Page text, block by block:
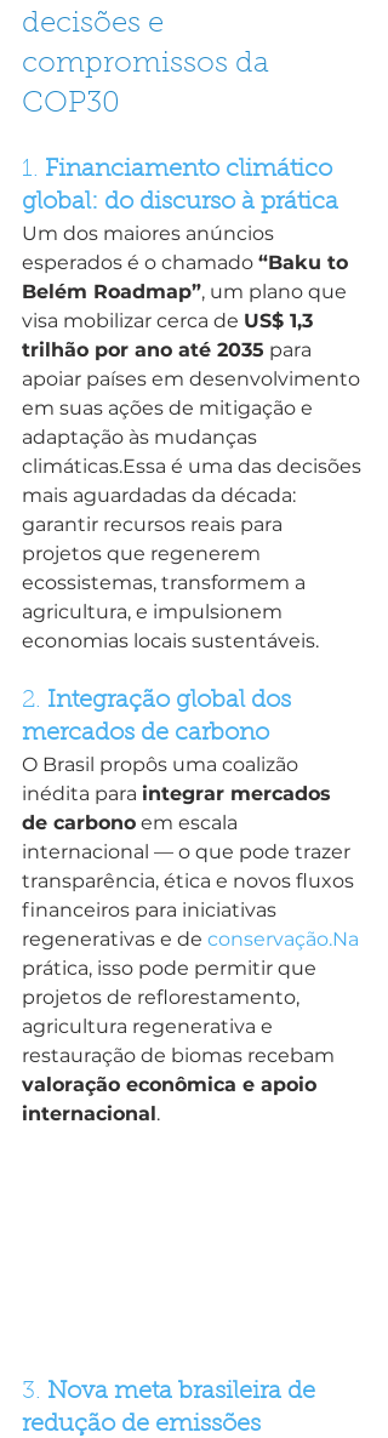
decisões e
compromissos da
COP30
1. Financiamento climático
global: do discurso à prática
Um dos maiores anúncios
esperados é o chamado “Baku to
Belém Roadmap”, um plano que
visa mobilizar cerca de US$ 1,3
trilhão por ano até 2035 para
apoiar países em desenvolvimento
em suas ações de mitigação e
adaptação às mudanças
climáticas.Essa é uma das decisões
mais aguardadas da década:
garantir recursos reais para
projetos que regenerem
ecossistemas, transformem a
agricultura, e impulsionem
economias locais sustentáveis.
2. Integração global dos
mercados de carbono
O Brasil propôs uma coalizão
inédita para integrar mercados
de carbono em escala
internacional — o que pode trazer
transparência, ética e novos fluxos
financeiros para iniciativas
regenerativas e de conservação.Na
prática, isso pode permitir que
projetos de reflorestamento,
agricultura regenerativa e
restauração de biomas recebam
valoração econômica e apoio
internacional.
3. Nova meta brasileira de
redução de emissões